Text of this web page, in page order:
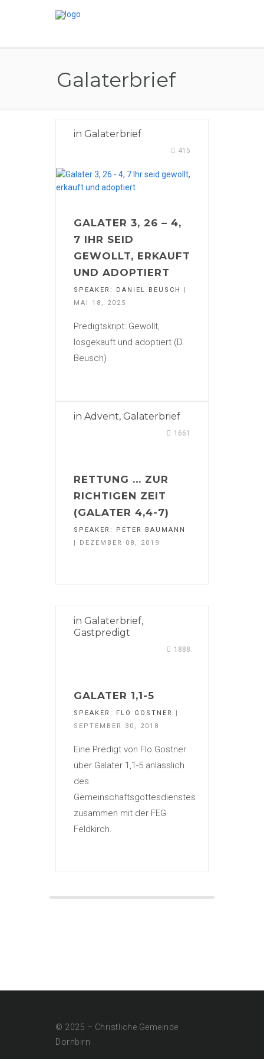
Galaterbrief
in Galaterbrief
415
GALATER 3, 26 – 4,
7 IHR SEID
GEWOLLT, ERKAUFT
UND ADOPTIERT
SPEAKER: DANIEL BEUSCH
|
MAI 18, 2025
Predigtskript: Gewollt,
losgekauft und adoptiert (D.
Beusch)
in Advent, Galaterbrief
1661
RETTUNG … ZUR
RICHTIGEN ZEIT
(GALATER 4,4-7)
SPEAKER: PETER BAUMANN
| DEZEMBER 08, 2019
in Galaterbrief,
Gastpredigt
1888
GALATER 1,1-5
SPEAKER: FLO GOSTNER
|
SEPTEMBER 30, 2018
Eine Predigt von Flo Gostner
über Galater 1,1-5 anlässlich
des
Gemeinschaftsgottesdienstes
zusammen mit der FEG
Feldkirch.
© 2025 – Christliche Gemeinde
Dornbirn